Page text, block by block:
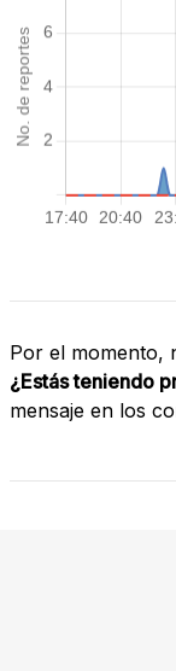
Por el momento,
¿Estás teniendo
mensaje en los